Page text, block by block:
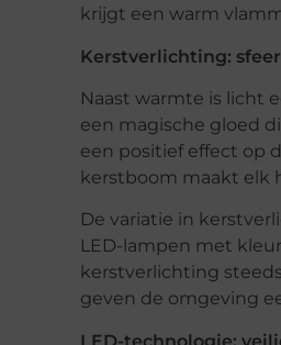
krijgt een warm
Kerstverlichting:
Naast warmte is licht
een magische gloed
een positief effect op
kerstboom maakt elk
De variatie in
LED-lampen met
kerstverlichting
geven de omgeving